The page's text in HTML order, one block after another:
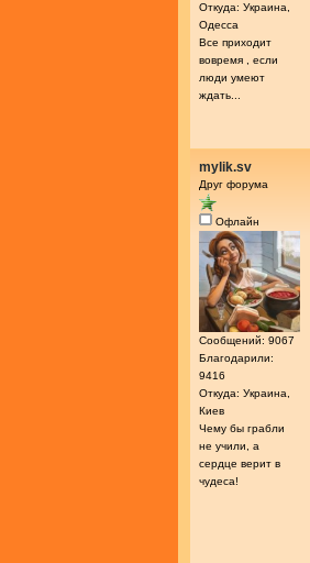
Откуда: Украина,
Одесса
Все приходит
вовремя , если
люди умеют
ждать...
mylik.sv
Друг форума
Офлайн
Сообщений: 9067
Благодарили:
9416
Откуда: Украина,
Киев
Чему бы грабли
не учили, а
сердце верит в
чудеса!